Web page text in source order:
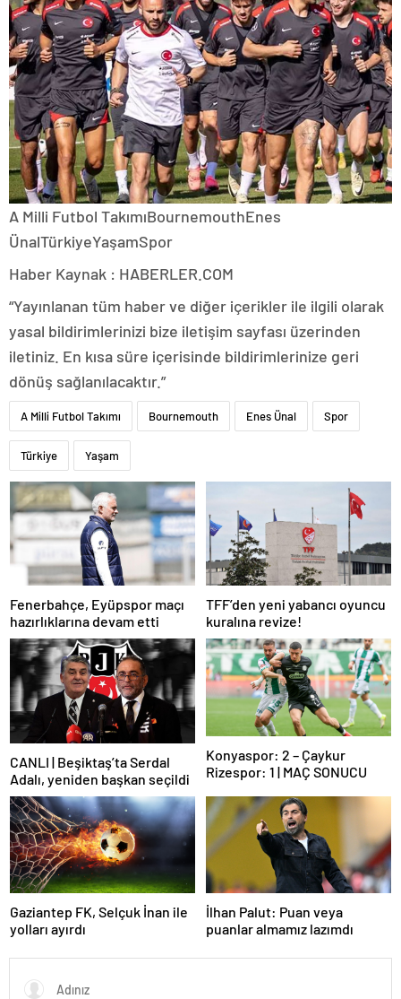
A Milli Futbol TakımıBournemouthEnes
ÜnalTürkiyeYaşamSpor
Haber Kaynak : HABERLER.COM
“Yayınlanan tüm haber ve diğer içerikler ile ilgili olarak
yasal bildirimlerinizi bize iletişim sayfası üzerinden
iletiniz. En kısa süre içerisinde bildirimlerinize geri
dönüş sağlanılacaktır.”
A Milli Futbol Takımı Bournemouth Enes Ünal Spor
Türkiye Yaşam
Fenerbahçe, Eyüpspor maçı
hazırlıklarına devam etti
TFF’den yeni yabancı oyuncu
kuralına revize!
CANLI | Beşiktaş’ta Serdal
Adalı, yeniden başkan seçildi
Konyaspor: 2 – Çaykur
Rizespor: 1 | MAÇ SONUCU
Gaziantep FK, Selçuk İnan ile
yolları ayırdı
İlhan Palut: Puan veya
puanlar almamız lazımdı